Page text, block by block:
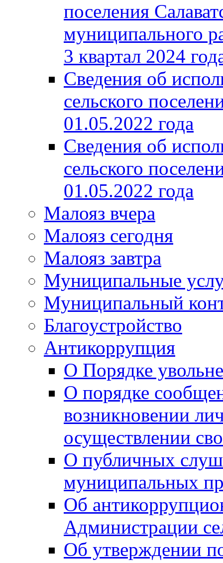
поселения
муниципального
3 квартал 2024
Сведения об
сельского
01.05.2022 года
Сведения об
сельского
01.05.2022 года
Малояз вчера
Малояз сегодня
Малояз завтра
Муниципальные
Муниципальный
Благоустройство
Антикоррупция
О Порядке
О порядке
возникновении
осуществлении
О публичных
муниципальных
Об
Администрации
Об утверждении